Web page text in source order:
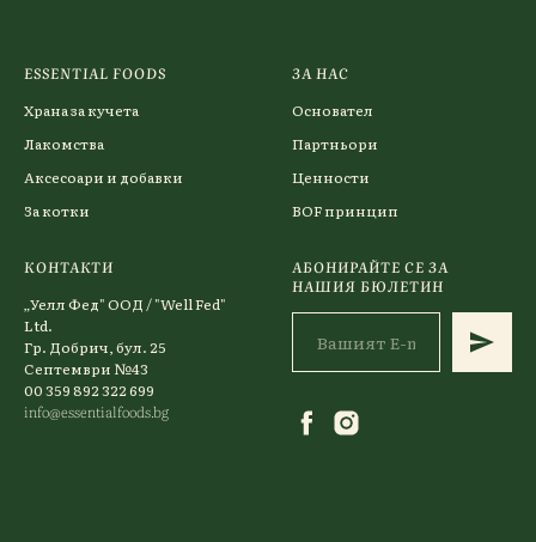
ESSENTIAL FOODS
Храна за кучета
Лакомства
Аксесоари и добавки
За котки
ЗА НАС
Основател
Партньори
Ценности
BOF принцип
КОНТАКТИ
„Уелл Фед" ООД / "Well Fed"
Ltd.
Гр. Добрич, бул. 25
Септември №43
00 359 892 322 699
info@essentialfoods.bg
АБОНИРАЙТЕ СЕ ЗА
НАШИЯ БЮЛЕТИН